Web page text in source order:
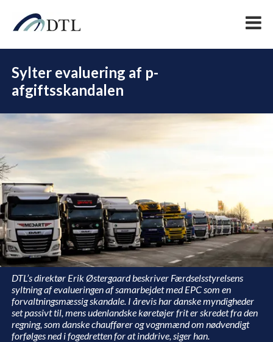
Sylter evaluering af p-
afgiftsskandalen
DTL’s direktør Erik Østergaard beskriver Færdselsstyrelsens
syltning af evalueringen af samarbejdet med EPC som en
forvaltningsmæssig skandale. I årevis har danske myndigheder
set passivt til, mens udenlandske køretøjer frit er skredet fra den
regning, som danske chauffører og vognmænd om nødvendigt
forfølges ned i fogedretten for at inddrive, siger han.